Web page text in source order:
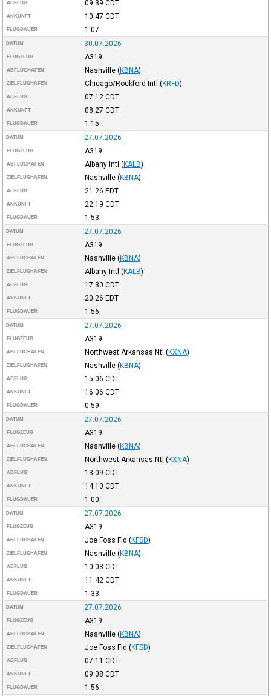
ABFLUG 09:39 CDT
ANKUNFT 10:47 CDT
FLUGDAUER 1:07
DATUM 30.07.2026
FLUGZEUG A319
ABFLUGHAFEN Nashville (KBNA)
ZIELFLUGHAFEN Chicago/Rockford Intl (KRFD)
ABFLUG 07:12 CDT
ANKUNFT 08:27 CDT
FLUGDAUER 1:15
DATUM 27.07.2026
FLUGZEUG A319
ABFLUGHAFEN Albany Intl (KALB)
ZIELFLUGHAFEN Nashville (KBNA)
ABFLUG 21:26 EDT
ANKUNFT 22:19 CDT
FLUGDAUER 1:53
DATUM 27.07.2026
FLUGZEUG A319
ABFLUGHAFEN Nashville (KBNA)
ZIELFLUGHAFEN Albany Intl (KALB)
ABFLUG 17:30 CDT
ANKUNFT 20:26 EDT
FLUGDAUER 1:56
DATUM 27.07.2026
FLUGZEUG A319
ABFLUGHAFEN Northwest Arkansas Ntl (KXNA)
ZIELFLUGHAFEN Nashville (KBNA)
ABFLUG 15:06 CDT
ANKUNFT 16:06 CDT
FLUGDAUER 0:59
DATUM 27.07.2026
FLUGZEUG A319
ABFLUGHAFEN Nashville (KBNA)
ZIELFLUGHAFEN Northwest Arkansas Ntl (KXNA)
ABFLUG 13:09 CDT
ANKUNFT 14:10 CDT
FLUGDAUER 1:00
DATUM 27.07.2026
FLUGZEUG A319
ABFLUGHAFEN Joe Foss Fld (KFSD)
ZIELFLUGHAFEN Nashville (KBNA)
ABFLUG 10:08 CDT
ANKUNFT 11:42 CDT
FLUGDAUER 1:33
DATUM 27.07.2026
FLUGZEUG A319
ABFLUGHAFEN Nashville (KBNA)
ZIELFLUGHAFEN Joe Foss Fld (KFSD)
ABFLUG 07:11 CDT
ANKUNFT 09:08 CDT
FLUGDAUER 1:56